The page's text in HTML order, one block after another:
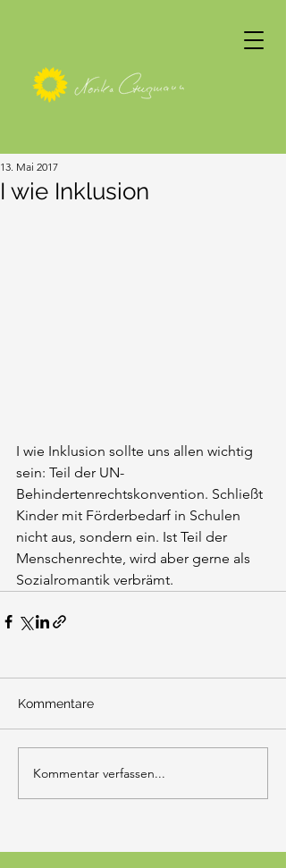
I wie Inklusion
13. Mai 2017
I wie Inklusion sollte uns allen wichtig
sein: Teil der UN-
Behindertenrechtskonvention. Schließt
Kinder mit Förderbedarf in Schulen
nicht aus, sondern ein. Ist Teil der
Menschenrechte, wird aber gerne als
Sozialromantik verbrämt.
Kommentare
Kommentar verfassen...